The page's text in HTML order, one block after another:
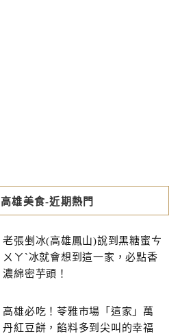
高雄美食-近期熱門
老張剉冰(高雄鳳山)說到黑糖蜜ㄘ
ㄨㄚˋ冰就會想到這一家，必點香
濃綿密芋頭！
高雄必吃！苓雅市場「這家」萬
丹紅豆餅，餡料多到尖叫的幸福